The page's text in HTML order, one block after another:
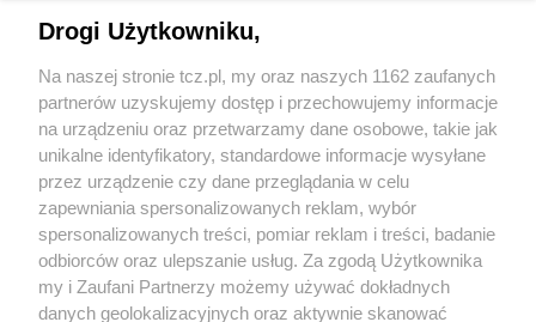
O FIRMIE POLITYKA PRYWATNOŚCI HOSTING
REKLAMA WSPÓŁPRACA RSS FACEBOOK KONTAKT
Nasze serwisy
Drogi Użytkowniku,
Na naszej stronie tcz.pl, my oraz naszych 1162 zaufanych
partnerów uzyskujemy dostęp i przechowujemy informacje
na urządzeniu oraz przetwarzamy dane osobowe, takie jak
unikalne identyfikatory, standardowe informacje wysyłane
przez urządzenie czy dane przeglądania w celu
zapewniania spersonalizowanych reklam, wybór
spersonalizowanych treści, pomiar reklam i treści, badanie
odbiorców oraz ulepszanie usług. Za zgodą Użytkownika
my i Zaufani Partnerzy możemy używać dokładnych
danych geolokalizacyjnych oraz aktywnie skanować